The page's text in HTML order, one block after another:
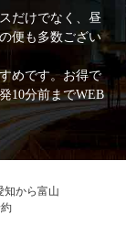
だけでなく、昼
便も多数ござい
めです。お得で
10分前までWEB
知から富山